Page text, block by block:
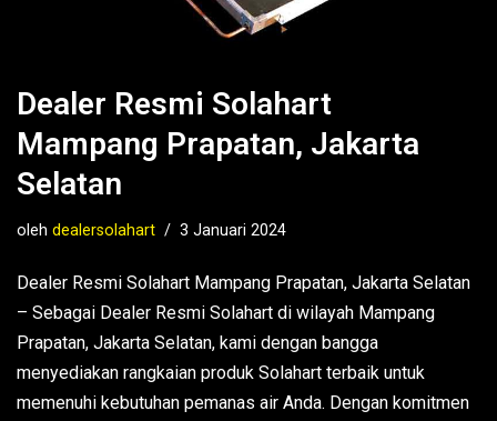
Dealer Resmi Solahart
Mampang Prapatan, Jakarta
Selatan
oleh dealersolahart 3 Januari 2024
Dealer Resmi Solahart Mampang Prapatan, Jakarta Selatan
– Sebagai Dealer Resmi Solahart di wilayah Mampang
Prapatan, Jakarta Selatan, kami dengan bangga
menyediakan rangkaian produk Solahart terbaik untuk
memenuhi kebutuhan pemanas air Anda. Dengan komitmen